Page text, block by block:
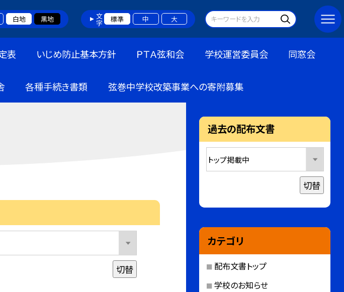
白地 黒地 文字 標準 中 大
表 いじめ防止基本方針 ＰＴＡ弦和会 学校運営委員会 同窓会
各種手続き書類 弦巻中学校改築事業への寄附募集
切替
過去の配布文書
切替
カテゴリ
配布文書トップ
学校のお知らせ